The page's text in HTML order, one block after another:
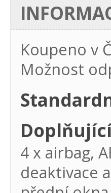
Koupeno v
Možnost
4 x airbag,
deaktivace